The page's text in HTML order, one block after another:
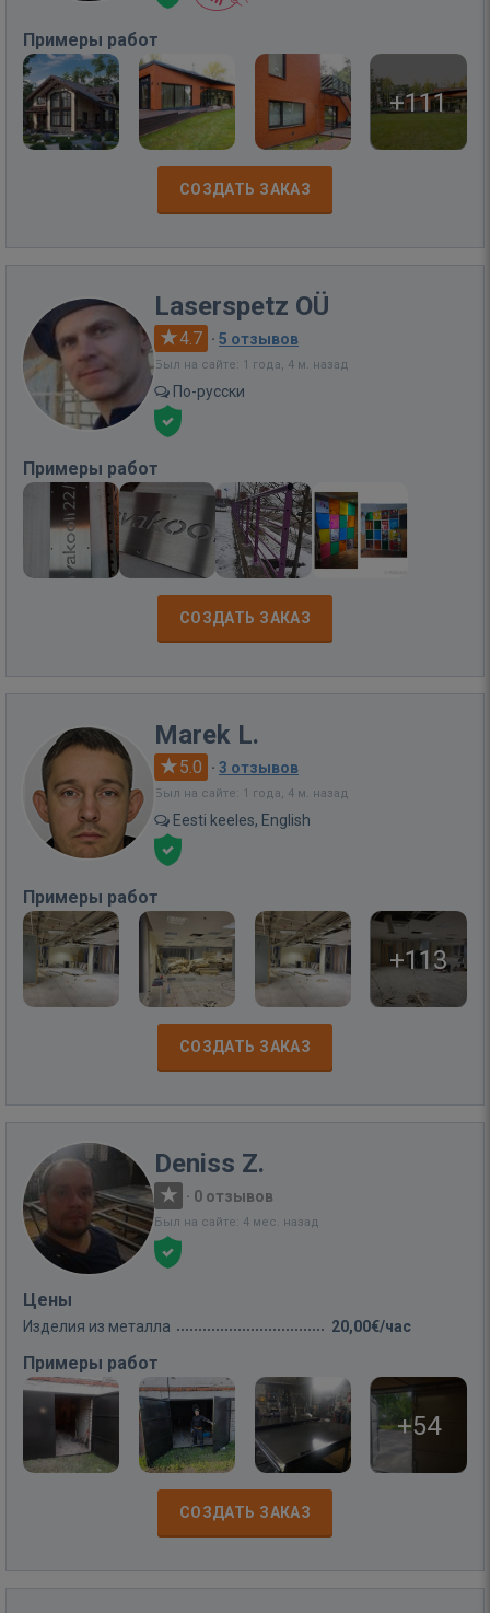
Примеры работ
+111
СОЗДАТЬ ЗАКАЗ
Laserspetz OÜ
4.7 · 5 отзывов
Был на сайте: 1 года, 4 м. назад
По-русски
Примеры работ
СОЗДАТЬ ЗАКАЗ
Marek L.
5.0 · 3 отзывов
Был на сайте: 1 года, 4 м. назад
Eesti keeles, English
Примеры работ
+113
СОЗДАТЬ ЗАКАЗ
Deniss Z.
· 0 отзывов
Был на сайте: 4 мес. назад
Цены
Изделия из металла 20,00€/час
Примеры работ
+54
СОЗДАТЬ ЗАКАЗ